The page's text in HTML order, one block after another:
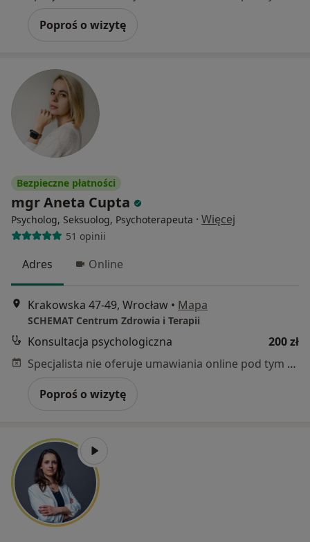
Poproś o wizytę
Bezpieczne płatności
mgr Aneta Cupta
Psycholog, Seksuolog, Psychoterapeuta · Więcej
51 opinii
Adres Online
Krakowska 47-49, Wrocław • Mapa
SCHEMAT Centrum Zdrowia i Terapii
Konsultacja psychologiczna
200 zł
Specjalista nie oferuje umawiania online pod tym adresem.
Poproś o wizytę